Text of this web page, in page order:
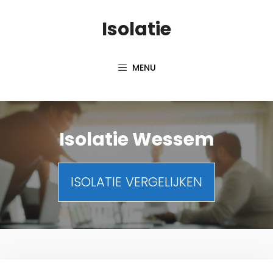
Isolatie
MENU
Isolatie Wessem
ISOLATIE VERGELIJKEN